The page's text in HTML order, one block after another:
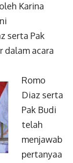
Karina
serta Pak
dalam acara
Romo
Diaz serta
Pak Budi
telah
menjawab
pertanyaa